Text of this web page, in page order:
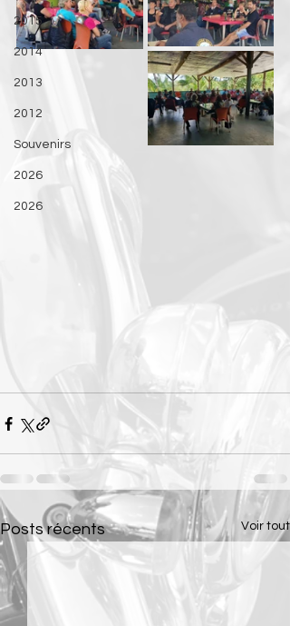
2015
2014
2013
2012
Souvenirs
2026
2026
Posts récents Voir tout